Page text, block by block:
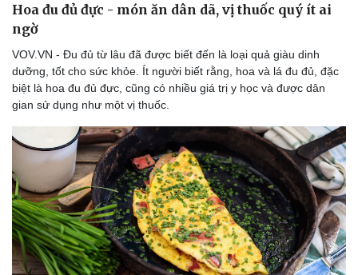
Hoa đu đủ đực - món ăn dân dã, vị thuốc quý ít ai
ngờ
VOV.VN - Đu đủ từ lâu đã được biết đến là loại quả giàu dinh
dưỡng, tốt cho sức khỏe. Ít người biết rằng, hoa và lá đu đủ, đặc
biệt là hoa đu đủ đực, cũng có nhiều giá trị y học và được dân
gian sử dụng như một vị thuốc.